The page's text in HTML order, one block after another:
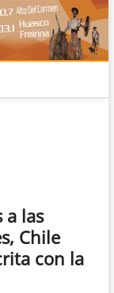
a las
Chile
con la